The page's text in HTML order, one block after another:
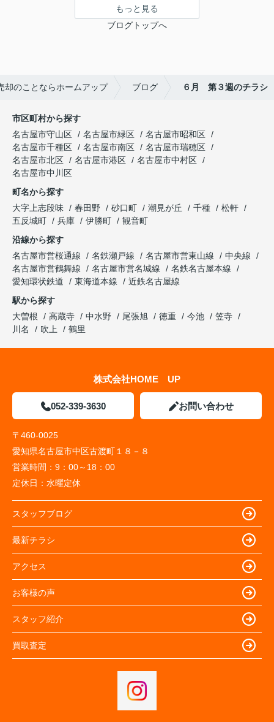
もっと見る
ブログトップへ
却のことならホームアップ ブログ ６月 第３週のチラシ
市区町村から探す
名古屋市守山区
名古屋市緑区
名古屋市昭和区
名古屋市千種区
名古屋市南区
名古屋市瑞穂区
名古屋市北区
名古屋市港区
名古屋市中村区
名古屋市中川区
町名から探す
大字上志段味
春田野 砂口町 潮見が丘 千種
松軒
五反城町
兵庫 伊勝町
観音町
沿線から探す
名古屋市営桜通線
名鉄瀬戸線 名古屋市営東山線
中央線
名古屋市営鶴舞線
名古屋市営名城線
名鉄名古屋本線
愛知環状鉄道
東海道本線
近鉄名古屋線
駅から探す
大曽根
高蔵寺 中水野 尾張旭 徳重 今池
笠寺
川名
吹上 鶴里
株式会社HOME UP
052-339-3630 お問い合わせ
〒460-0025
愛知県名古屋市中区古渡町１８－８
営業時間： 9：00～18：00
定休日： 水曜定休
スタッフブログ
最新チラシ
アクセス
お客様の声
スタッフ紹介
買取査定